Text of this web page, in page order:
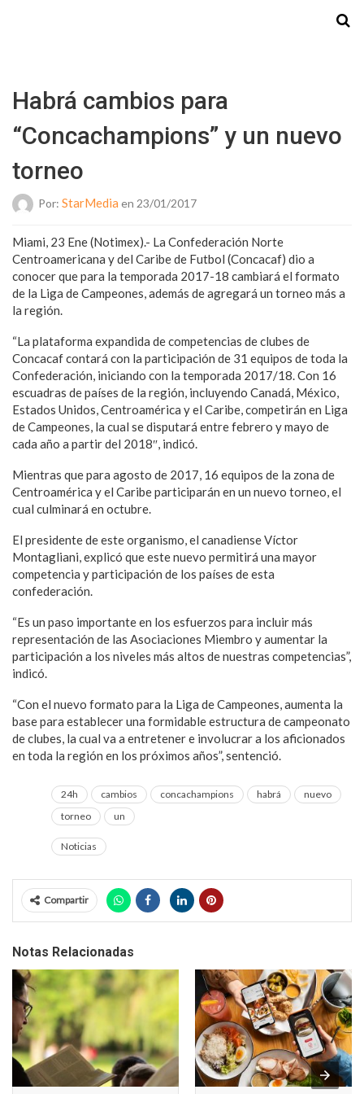
Habrá cambios para
“Concachampions” y un nuevo
torneo
Por: StarMedia en 23/01/2017
Miami, 23 Ene (Notimex).- La Confederación Norte
Centroamericana y del Caribe de Futbol (Concacaf) dio a
conocer que para la temporada 2017-18 cambiará el formato
de la Liga de Campeones, además de agregará un torneo más a
la región.
“La plataforma expandida de competencias de clubes de
Concacaf contará con la participación de 31 equipos de toda la
Confederación, iniciando con la temporada 2017/18. Con 16
escuadras de países de la región, incluyendo Canadá, México,
Estados Unidos, Centroamérica y el Caribe, competirán en Liga
de Campeones, la cual se disputará entre febrero y mayo de
cada año a partir del 2018″, indicó.
Mientras que para agosto de 2017, 16 equipos de la zona de
Centroamérica y el Caribe participarán en un nuevo torneo, el
cual culminará en octubre.
El presidente de este organismo, el canadiense Víctor
Montagliani, explicó que este nuevo permitirá una mayor
competencia y participación de los países de esta
confederación.
“Es un paso importante en los esfuerzos para incluir más
representación de las Asociaciones Miembro y aumentar la
participación a los niveles más altos de nuestras competencias”,
indicó.
“Con el nuevo formato para la Liga de Campeones, aumenta la
base para establecer una formidable estructura de campeonato
de clubes, la cual va a entretener e involucrar a los aficionados
en toda la región en los próximos años”, sentenció.
24h cambios concachampions habrá
nuevo
torneo
un
Noticias
Compartir
Notas Relacionadas